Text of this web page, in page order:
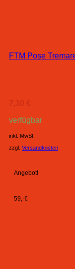
FTM Pose
7,30 €
verfügbar
inkl. MwSt.
zzgl. Versandkosten
Angebot!
59,-€